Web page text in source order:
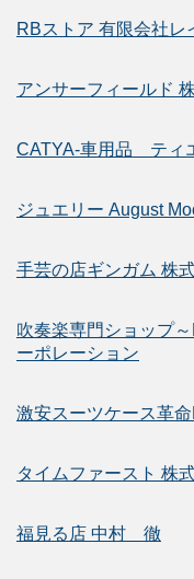
RBストア 有限会社レ
アンサーフィールド
CATYA-車用品 ティ
ジュエリー August
手芸の店ギンガム 株
吹奏楽専門ショップ
ーポレーション
激安スーツケース革
タイムファースト 株
福見る店 中村 徹